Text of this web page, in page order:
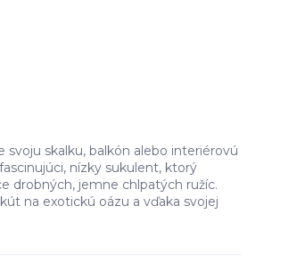
skalku, balkón alebo interiérovú
nízky sukulent, ktorý
drobných, jemne chlpatých ružíc.
na exotickú oázu a vďaka svojej